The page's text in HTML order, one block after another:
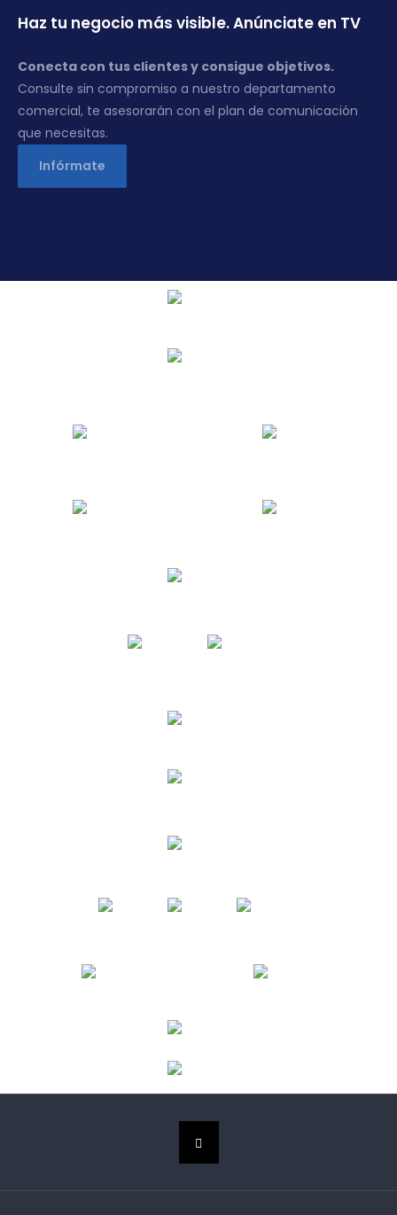
Haz tu negocio más visible. Anúnciate en TV
Conecta con tus clientes y consigue objetivos.
Consulte sin compromiso a nuestro departamento
comercial, te asesorarán con el plan de comunicación
que necesitas.
Infórmate